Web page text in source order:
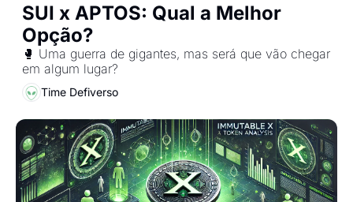
SUI x APTOS: Qual a Melhor
Opção?
🥊 Uma guerra de gigantes, mas será que vão chegar
em algum lugar?
Time Defiverso